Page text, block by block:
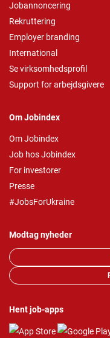
Jobannoncering
Rekruttering
Employer branding
International
Se virksomhedsprofil
Support for arbejdsgivere
Om Jobindex
Om Jobindex
Job hos Jobindex
For investorer
Presse
#JobsForUkraine
Modtag nyheder
Hent job-apps